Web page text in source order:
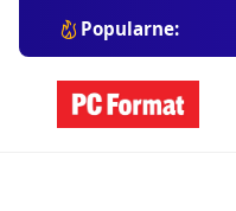
Popularne: